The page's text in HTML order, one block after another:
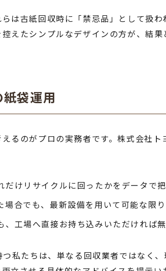
は古紙回収時に「禁忌品」として扱
えたシンプルなデザインの方が、結
袋運用
るのがプロの実務者です。株式会社
けリサイクルに回ったかをデータで把
合でも、最新設備を用いて可能な限
工場へ直接お持ち込みいただければ
私たちは、単なる回収業者ではなく